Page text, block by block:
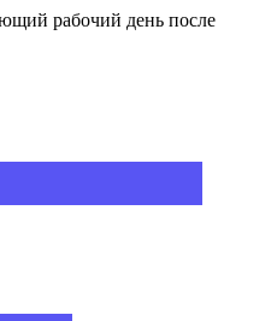
рабочий день после